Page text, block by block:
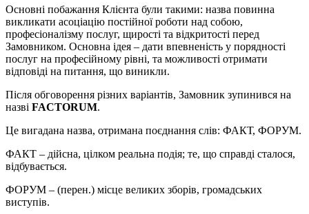
Основні побажання Клієнта були такими: назва повинна
викликати асоціацію постійної роботи над собою,
професіоналізму послуг, щирості та відкритості перед
Замовником. Основна ідея – дати впевненість у порядності
послуг на професійному рівні, та можливості отримати
відповіді на питання, що виникли.
Після обговорення різних варіантів, Замовник зупинився на
назві FACTORUM.
Це вигадана назва, отримана поєднання слів: ФАКТ, ФОРУМ.
ФАКТ – дійсна, цілком реальна подія; те, що справді сталося,
відбувається.
ФОРУМ – (перен.) місце великих зборів, громадських
виступів.